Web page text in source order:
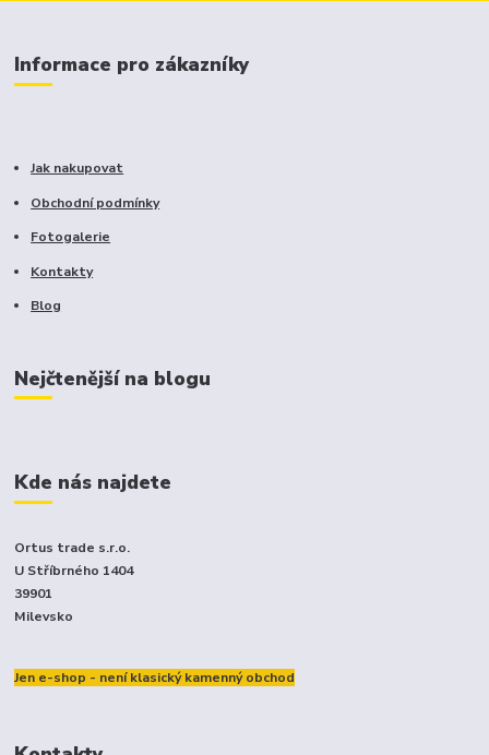
Informace pro zákazníky
Jak nakupovat
Obchodní podmínky
Fotogalerie
Kontakty
Blog
Nejčtenější na blogu
Kde nás najdete
Ortus trade s.r.o.
U Stříbrného 1404
39901
Milevsko
Jen e-shop - není klasický kamenný obchod